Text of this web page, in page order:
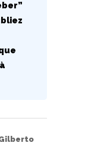
tabs
de guitare